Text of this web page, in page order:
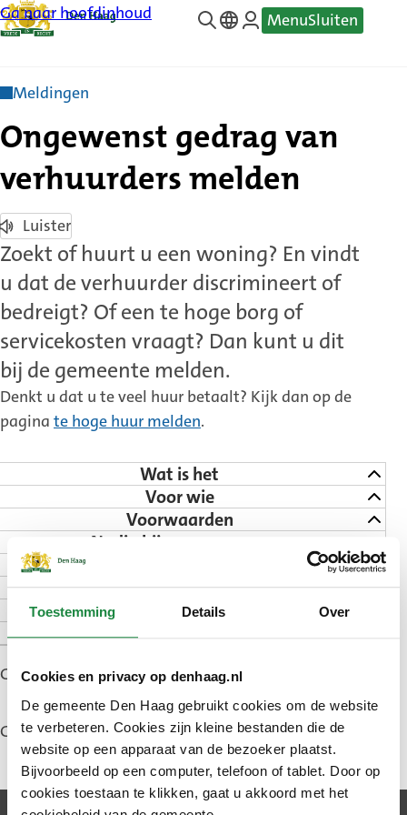
Toestemming Details Over
Cookies en privacy op denhaag.nl
De gemeente Den Haag gebruikt cookies om de website
te verbeteren. Cookies zijn kleine bestanden die de
website op een apparaat van de bezoeker plaatst.
Bijvoorbeeld op een computer, telefoon of tablet. Door op
cookies toestaan te klikken, gaat u akkoord met het
Ga naar hoofdinhoud
—
MenuSluiten
Meldingen
Ongewenst gedrag van
verhuurders melden
Luister
Zoekt of huurt u een woning? En vindt
u dat de verhuurder discrimineert of
bedreigt? Of een te hoge borg of
servicekosten vraagt? Dan kunt u dit
bij de gemeente melden.
Denkt u dat u te veel huur betaalt? Kijk dan op de
pagina te hoge huur melden.
Wat is het
Voor wie
Voorwaarden
Nodig bij uw aanvraag
Na uw melding
Hoelang duurt het
Gepubliceerd: 1 januari 2025
Gewijzigd: 10 juli 2026